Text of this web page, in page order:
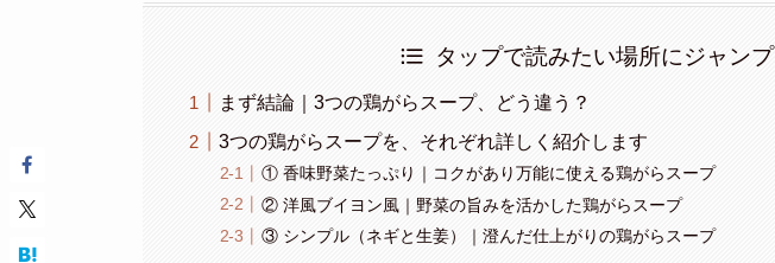
タップで読みたい場所にジャンプ
まず結論｜3つの鶏がらスープ、どう違う？
3つの鶏がらスープを、それぞれ詳しく紹介します
① 香味野菜たっぷり｜コクがあり万能に使える鶏がらスープ
② 洋風ブイヨン風｜野菜の旨みを活かした鶏がらスープ
③ シンプル（ネギと生姜）｜澄んだ仕上がりの鶏がらスープ